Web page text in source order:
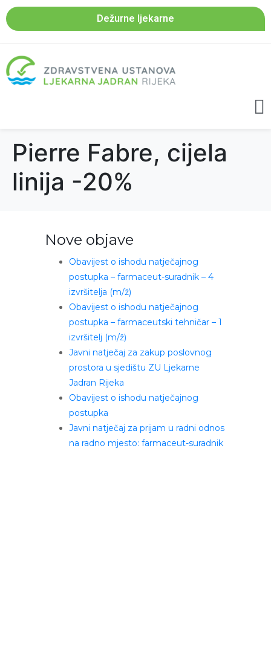
Dežurne ljekarne
Pierre Fabre, cijela
linija -20%
Nove objave
Obavijest o ishodu natječajnog
postupka – farmaceut-suradnik – 4
izvršitelja (m/ž)
Obavijest o ishodu natječajnog
postupka – farmaceutski tehničar – 1
izvršitelj (m/ž)
Javni natječaj za zakup poslovnog
prostora u sjedištu ZU Ljekarne
Jadran Rijeka
Obavijest o ishodu natječajnog
postupka
Javni natječaj za prijam u radni odnos
na radno mjesto: farmaceut-suradnik